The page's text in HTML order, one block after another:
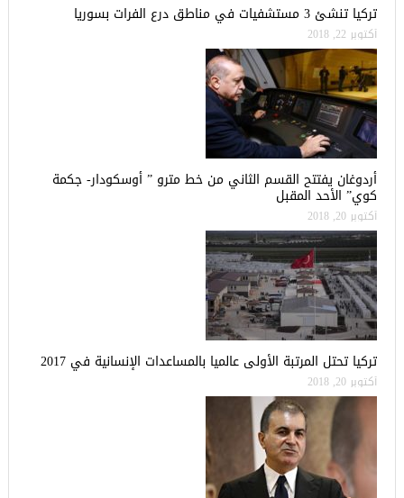
تركيا تنشئ 3 مستشفيات في مناطق درع الفرات بسوريا
أكتوبر 22, 2018
أردوغان يفتتح القسم الثاني من خط مترو ” أوسكودار- جكمة
كوي” الأحد المقبل
أكتوبر 20, 2018
تركيا تحتل المرتبة الأولى عالميا بالمساعدات الإنسانية في 2017
أكتوبر 20, 2018